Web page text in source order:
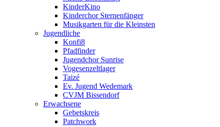
KinderKino
Kinderchor Sternenfänger
Musikgarten für die Kleinsten
Jugendliche
Konfi8
Pfadfinder
Jugendchor Sunrise
Vogesenzeltlager
Taizé
Ev. Jugend Wedemark
CVJM Bissendorf
Erwachsene
Gebetskreis
Patchwork